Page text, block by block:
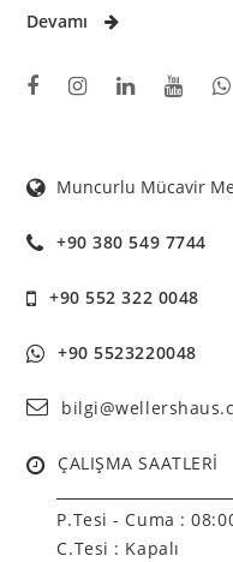
Devamı
Muncurlu Mücavir
+90 380 549 7744
+90 552 322 0048
+90 5523220048
ÇALIŞMA SAATLERİ
P.Tesi - Cuma :
C.Tesi : Kapalı